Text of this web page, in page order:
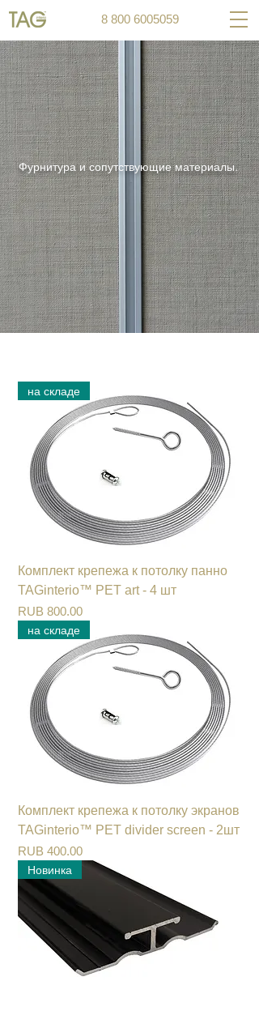
8 800 6005059
Фурнитура и сопутствующие материалы.
на складе
Комплект крепежа к потолку панно
TAGinterio™ PET art - 4 шт
Цена
RUB 800.00
на складе
Комплект крепежа к потолку экранов
TAGinterio™ PET divider screen - 2шт
Цена
RUB 400.00
Новинка